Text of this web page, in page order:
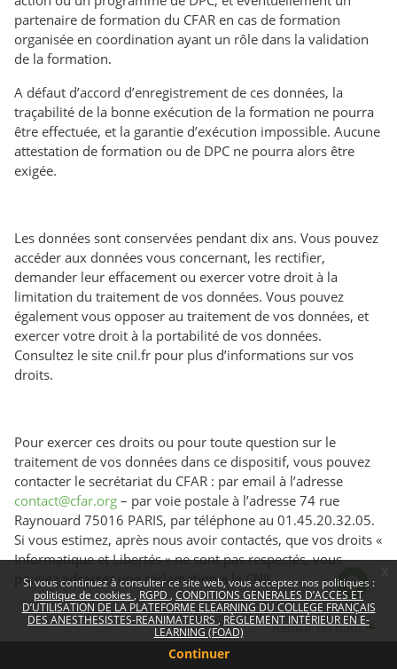
Si vous continuez à consulter ce site web, vous acceptez nos politiques :
politique de cookies
RGPD CONDITIONS GENERALES D’ACCES ET
D’UTILISATION DE LA PLATEFORME ELEARNING DU COLLEGE FRANÇAIS
DES ANESTHESISTES-REANIMATEURS
RÈGLEMENT INTÉRIEUR EN E-
LEARNING (FOAD)
Continuer
partenaire de formation du CFAR en cas de formation
organisée en coordination ayant un rôle dans la validation
de la formation.
A défaut d’accord d’enregistrement de ces données, la
traçabilité de la bonne exécution de la formation ne pourra
être effectuée, et la garantie d’exécution impossible. Aucune
attestation de formation ou de DPC ne pourra alors être
exigée.
Les données sont conservées pendant dix ans. Vous pouvez
accéder aux données vous concernant, les rectifier,
demander leur effacement ou exercer votre droit à la
limitation du traitement de vos données. Vous pouvez
également vous opposer au traitement de vos données, et
exercer votre droit à la portabilité de vos données.
Consultez le site cnil.fr pour plus d’informations sur vos
droits.
Pour exercer ces droits ou pour toute question sur le
traitement de vos données dans ce dispositif, vous pouvez
contacter le secrétariat du CFAR : par email à l’adresse
contact@cfar.org – par voie postale à l’adresse 74 rue
Raynouard 75016 PARIS, par téléphone au 01.45.20.32.05.
Si vous estimez, après nous avoir contactés, que vos droits «
Informatique et Libertés » ne sont pas respectés, vous
pouvez adresser une réclamation à la CNIL.
Retour en haut